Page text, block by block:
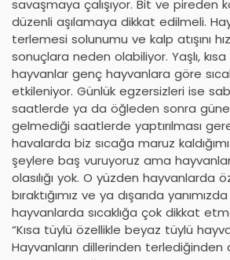
savaşmaya çalışıyor. Bit ve pireden
düzenli aşılamaya dikkat edilmeli.
terlemesi solunumu ve kalp atışını
sonuçlara neden olabiliyor. Yaşlı,
hayvanlar genç hayvanlara göre
etkileniyor. Günlük egzersizleri ise
saatlerde ya da öğleden sonra güneş
gelmediği saatlerde yaptırılması
havalarda biz sıcağa maruz
şeylere baş vuruyoruz ama
olasılığı yok. O yüzden hayvanlarda
bıraktığımız ve ya dışarıda
hayvanlarda sıcaklığa çok dikkat
“Kısa tüylü özellikle beyaz tüylü
Hayvanların dillerinden terlediğinden